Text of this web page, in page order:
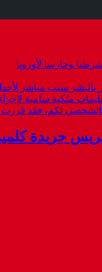
وحارسا لأوروبا
بالبشر سبب مباشر
ملكية سامية
الشخصي لكم، فقد
جريدة